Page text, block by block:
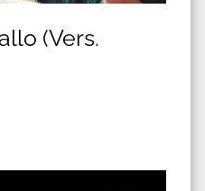
(Vers.